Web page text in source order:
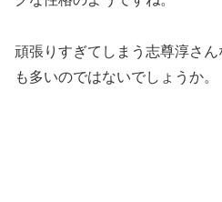
頑張りすぎてしまう志尊淳さ
も多いのではないでしょうか。